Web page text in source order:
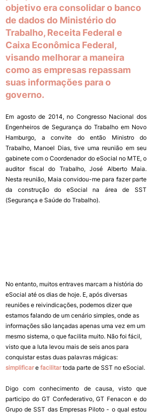
objetivo era consolidar o banco
de dados do Ministério do
Trabalho, Receita Federal e
Caixa Econômica Federal,
visando melhorar a maneira
como as empresas repassam
suas informações para o
governo.
Em agosto de 2014, no Congresso Nacional dos
Engenheiros de Segurança do Trabalho em Novo
Hamburgo, a convite do então Ministro do
Trabalho, Manoel Dias, tive uma reunião em seu
gabinete com o Coordenador do eSocial no MTE, o
auditor fiscal do Trabalho, José Alberto Maia.
Nesta reunião, Maia convidou-me para fazer parte
da construção do eSocial na área de SST
(Segurança e Saúde do Trabalho).
No entanto, muitos entraves marcam a história do
eSocial até os dias de hoje. E, após diversas
reuniões e reivindicações, podemos dizer que
estamos falando de um cenário simples, onde as
informações são lançadas apenas uma vez em um
mesmo sistema, o que facilita muito. Não foi fácil,
visto que a luta levou mais de seis anos para
conquistar estas duas palavras mágicas:
simplificar e facilitar toda parte de SST no eSocial.
Digo com conhecimento de causa, visto que
participo do GT Confederativo, GT Fenacon e do
Grupo de SST das Empresas Piloto - o qual estou